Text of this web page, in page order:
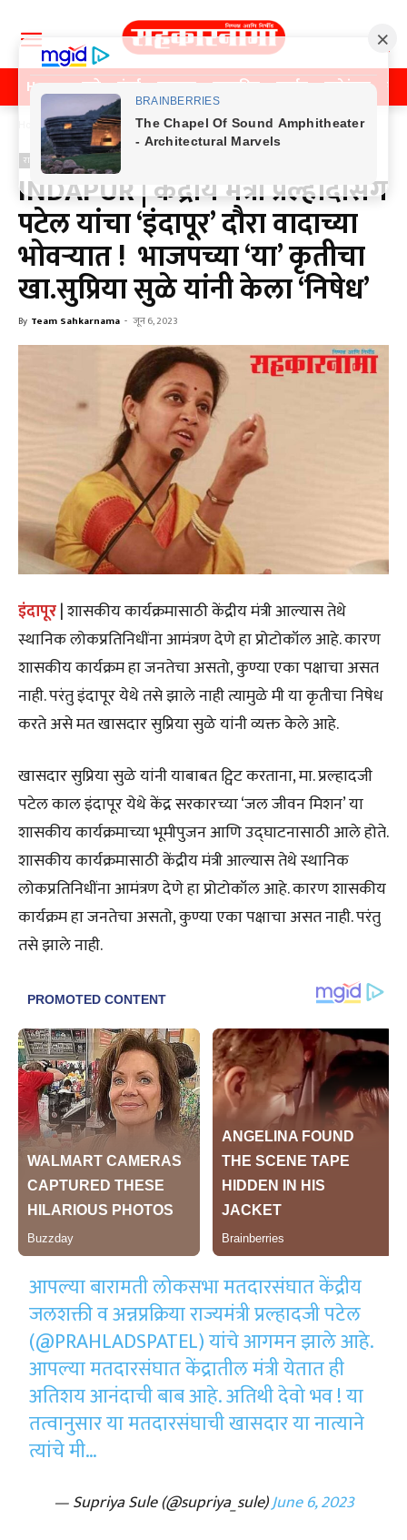
Home पुणे मुंबई महाराष्ट्र राजकीय क्राईम मनोरंजन
Home राजकीय
राजकीय
INDAPUR | केंद्रीय मंत्री प्रल्हादसिंग
पटेल यांचा ‘इंदापूर’ दौरा वादाच्या
भोवऱ्यात ! भाजपच्या ‘या’ कृतीचा
खा.सुप्रिया सुळे यांनी केला ‘निषेध’
By Team Sahkarnama - जून 6, 2023
इंदापूर| शासकीय कार्यक्रमासाठी केंद्रीय मंत्री आल्यास तेथे
स्थानिक लोकप्रतिनिधींना आमंत्रण देणे हा प्रोटोकॉल आहे. कारण
शासकीय कार्यक्रम हा जनतेचा असतो, कुण्या एका पक्षाचा असत
नाही. परंतु इंदापूर येथे तसे झाले नाही त्यामुळे मी या कृतीचा निषेध
करते असे मत खासदार सुप्रिया सुळे यांनी व्यक्त केले आहे.
खासदार सुप्रिया सुळे यांनी याबाबत ट्विट करताना, मा. प्रल्हादजी
पटेल काल इंदापूर येथे केंद्र सरकारच्या ‘जल जीवन मिशन’ या
शासकीय कार्यक्रमाच्या भूमीपुजन आणि उद्घाटनासाठी आले होते.
शासकीय कार्यक्रमासाठी केंद्रीय मंत्री आल्यास तेथे स्थानिक
लोकप्रतिनिधींना आमंत्रण देणे हा प्रोटोकॉल आहे. कारण शासकीय
कार्यक्रम हा जनतेचा असतो, कुण्या एका पक्षाचा असत नाही. परंतु
तसे झाले नाही.
आपल्या बारामती लोकसभा मतदारसंघात केंद्रीय
जलशक्ती व अन्नप्रक्रिया राज्यमंत्री प्रल्हादजी पटेल
(@PRAHLADSPATEL) यांचे आगमन झाले आहे.
आपल्या मतदारसंघात केंद्रातील मंत्री येतात ही
अतिशय आनंदाची बाब आहे. अतिथी देवो भव ! या
तत्वानुसार या मतदारसंघाची खासदार या नात्याने
त्यांचे मी…
— Supriya Sule (@supriya_sule)June 6, 2023